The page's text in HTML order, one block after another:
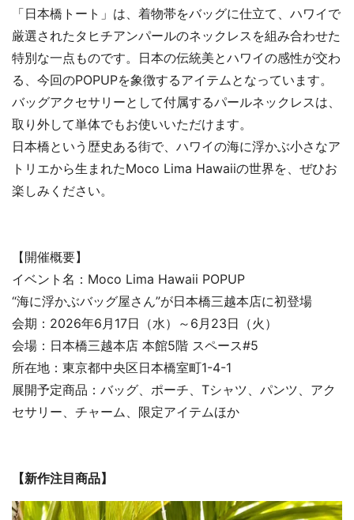
「日本橋トート」は、着物帯をバッグに仕立て、ハワイで
厳選されたタヒチアンパールのネックレスを組み合わせた
特別な一点ものです。日本の伝統美とハワイの感性が交わ
る、今回のPOPUPを象徴するアイテムとなっています。
バッグアクセサリーとして付属するパールネックレスは、
取り外して単体でもお使いいただけます。
日本橋という歴史ある街で、ハワイの海に浮かぶ小さなア
トリエから生まれたMoco Lima Hawaiiの世界を、ぜひお
楽しみください。
【開催概要】
イベント名：Moco Lima Hawaii POPUP
“海に浮かぶバッグ屋さん”が日本橋三越本店に初登場
会期：2026年6月17日（水）～6月23日（火）
会場：日本橋三越本店 本館5階 スペース#5
所在地：東京都中央区日本橋室町1-4-1
展開予定商品：バッグ、ポーチ、Tシャツ、パンツ、アク
セサリー、チャーム、限定アイテムほか
【新作注目商品】